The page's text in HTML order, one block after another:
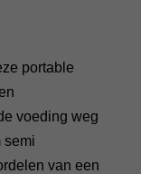
portable
voeding weg
semi
van een